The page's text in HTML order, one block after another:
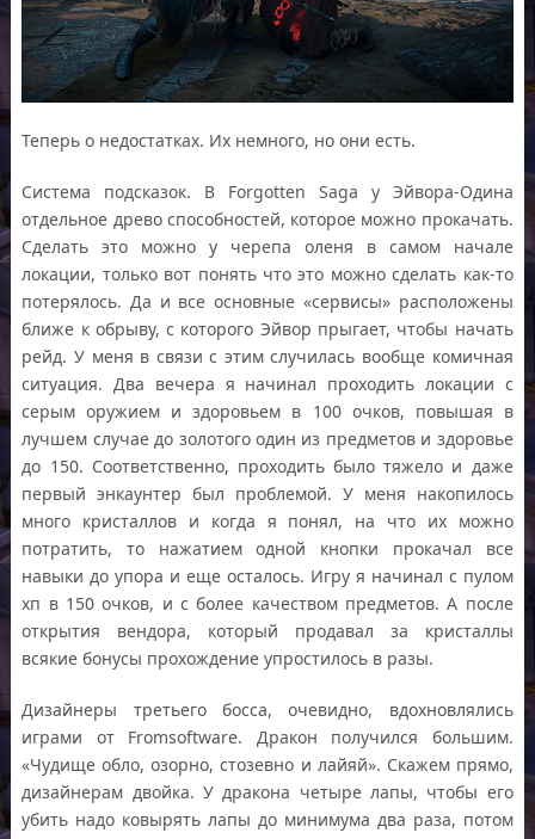
Теперь о недостатках. Их немного, но они есть.
Система подсказок. В Forgotten Saga у Эйвора-Одина
отдельное древо способностей, которое можно прокачать.
Сделать это можно у черепа оленя в самом начале
локации, только вот понять что это можно сделать как-то
потерялось. Да и все основные «сервисы» расположены
ближе к обрыву, с которого Эйвор прыгает, чтобы начать
рейд. У меня в связи с этим случилась вообще комичная
ситуация. Два вечера я начинал проходить локации с
серым оружием и здоровьем в 100 очков, повышая в
лучшем случае до золотого один из предметов и здоровье
до 150. Соответственно, проходить было тяжело и даже
первый энкаунтер был проблемой. У меня накопилось
много кристаллов и когда я понял, на что их можно
потратить, то нажатием одной кнопки прокачал все
навыки до упора и еще осталось. Игру я начинал с пулом
хп в 150 очков, и с более качеством предметов. А после
открытия вендора, который продавал за кристаллы
всякие бонусы прохождение упростилось в разы.
Дизайнеры третьего босса, очевидно, вдохновлялись
играми от Fromsoftware. Дракон получился большим.
«Чудище обло, озорно, стозевно и лайяй». Скажем прямо,
дизайнерам двойка. У дракона четыре лапы, чтобы его
убить надо ковырять лапы до минимума два раза, потом